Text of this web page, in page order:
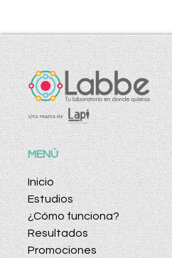
MENÚ
Inicio
Estudios
¿Cómo funciona?
Resultados
Promociones